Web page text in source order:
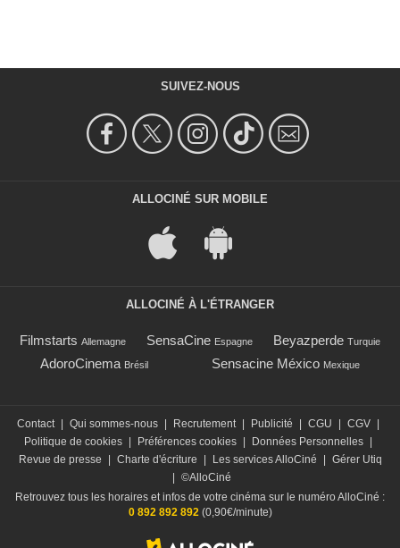
SUIVEZ-NOUS
ALLOCINÉ SUR MOBILE
ALLOCINÉ À L'ÉTRANGER
Filmstarts Allemagne SensaCine Espagne Beyazperde Turquie
AdoroCinema Brésil Sensacine México Mexique
Contact Qui sommes-nous Recrutement Publicité CGU CGV
Politique de cookies
Préférences cookies Données Personnelles
Revue de presse
Charte d'écriture Les services AlloCiné
Gérer Utiq
©AlloCiné
Retrouvez tous les horaires et infos de votre cinéma sur le numéro AlloCiné :
0 892 892 892(0,90€/minute)